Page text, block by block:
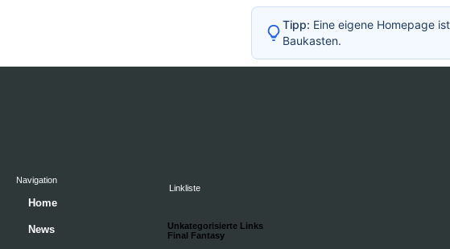
Navigation
Home
News
Linkliste
Unkategorisierte Links
Final Fantasy
Tipp: Eine eigene Homepage
Baukasten.